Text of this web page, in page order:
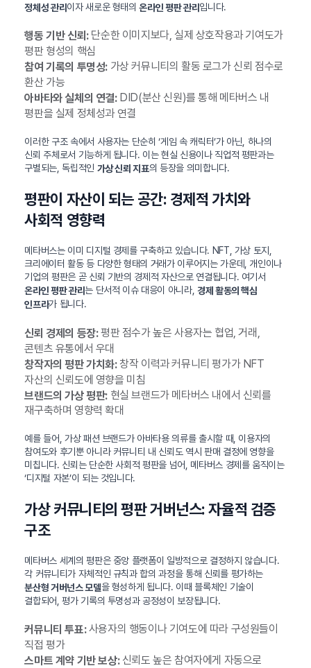
정체성 관리이자 새로운 형태의온라인 평판 관리입니다.
행동 기반 신뢰:단순한 이미지보다, 실제 상호작용과 기여도가
평판 형성의 핵심
참여 기록의 투명성:가상 커뮤니티의 활동 로그가 신뢰 점수로
환산 가능
아바타와 실체의 연결:DID(분산 신원)를 통해 메타버스 내
평판을 실제 정체성과 연결
이러한 구조 속에서 사용자는 단순히 ‘게임 속 캐릭터’가 아닌, 하나의
신뢰 주체로서 기능하게 됩니다. 이는 현실 신용이나 직업적 평판과는
구별되는, 독립적인 가상 신뢰 지표의 등장을 의미합니다.
평판이 자산이 되는 공간: 경제적 가치와
사회적 영향력
메타버스는 이미 디지털 경제를 구축하고 있습니다. NFT, 가상 토지,
크리에이터 활동 등 다양한 형태의 거래가 이루어지는 가운데, 개인이나
기업의 평판은 곧 신뢰 기반의 경제적 자산으로 연결됩니다. 여기서
온라인 평판 관리는 단서적 이슈 대응이 아니라, 경제 활동의 핵심
인프라가 됩니다.
신뢰 경제의 등장:평판 점수가 높은 사용자는 협업, 거래,
콘텐츠 유통에서 우대
창작자의 평판 가치화:창작 이력과 커뮤니티 평가가 NFT
자산의 신뢰도에 영향을 미침
브랜드의 가상 평판:현실 브랜드가 메타버스 내에서 신뢰를
재구축하며 영향력 확대
예를 들어, 가상 패션 브랜드가 아바타용 의류를 출시할 때, 이용자의
참여도와 후기뿐 아니라 커뮤니티 내 신뢰도 역시 판매 결정에 영향을
미칩니다. 신뢰는 단순한 사회적 평판을 넘어, 메타버스 경제를 움직이는
‘디지털 자본’이 되는 것입니다.
가상 커뮤니티의 평판 거버넌스: 자율적 검증
구조
메타버스 세계의 평판은 중앙 플랫폼이 일방적으로 결정하지 않습니다.
각 커뮤니티가 자체적인 규칙과 합의 과정을 통해 신뢰를 평가하는
분산형 거버넌스 모델을 형성하게 됩니다. 이때 블록체인 기술이
결합되어, 평가 기록의 투명성과 공정성이 보장됩니다.
커뮤니티 투표:사용자의 행동이나 기여도에 따라 구성원들이
직접 평가
스마트 계약 기반 보상:신뢰도 높은 참여자에게 자동으로